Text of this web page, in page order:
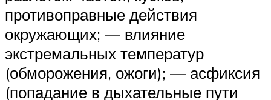
противоправные действия
окружающих; — влияние
экстремальных температур
(обморожения, ожоги); — асфиксия
(попадание в дыхательные пути